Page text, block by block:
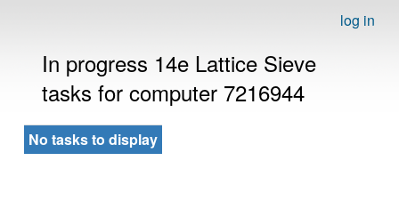
log in
In progress 14e Lattice Sieve
tasks for computer 7216944
No tasks to display